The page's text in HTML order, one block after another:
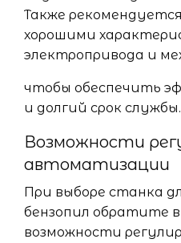
Также
хорошими
электропривода и
чтобы обеспечить
и долгий срок службы.
Возможности
автоматизации
При выборе станка
бензопил обратите
возможности